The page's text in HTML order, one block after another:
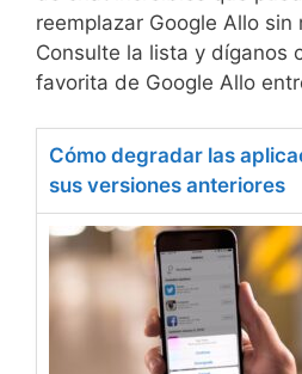
reemplazar Google Allo
Consulte la lista y díganos
favorita de Google Allo
Cómo degradar las
sus versiones anteriores